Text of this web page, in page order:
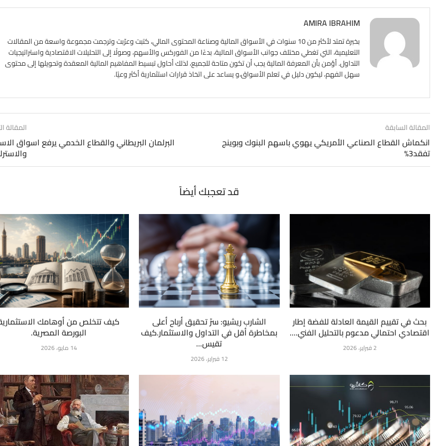
AMIRA IBRAHIM
بخبرة تمتد لأكثر من 10 سنوات في الأسواق المالية وصناعة المحتوى المالي، كتبت وعرّبت وترجمت مجموعة واسعة من المقالات
التعليمية، التي تغطي مختلف جوانب الأسواق المالية، بدءًا من الفوركس والأسهم، وصولًا إلى التحليلات الاقتصادية واستراتيجيات
التداول. أؤمن بأن المعرفة المالية يجب أن تكون متاحة للجميع، لذلك أحاول تبسيط المفاهيم المالية المعقدة وتحويلها إلى محتوى
سهل الفهم، ليكون دليل في تعلم الأسواق،و يساعد على اتخاذ قرارات استثمارية أكثر وعيًا.
المقالة السابقة
انكماش القطاع الصناعي الأمريكي يهوي باسهم البنوك وبوينج
تفقد3%
المقالة
البرلمان البريطاني والقطاع الخدمي يرفع اسواق
قد تعجبك أيضاً
كيف تتخلص من أوهامك
البورصة المصرية.
14 مايو، 2026
الشارب ريشيو: سرّ تحقيق أرباح أعلى
بمخاطرة أقل في التداول والاستثمار.كيف
تقيس...
12 فبراير، 2026
بحث في تقييم القيمة العادلة للفضة إطار
اقتصادي احتمالي مدعوم بالتحليل الفني....
2 فبراير، 2026